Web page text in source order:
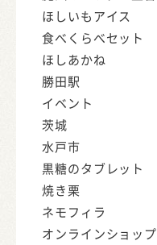
ほしいもアイス
食べくらべセット
ほしあかね
勝田駅
イベント
茨城
水戸市
黒糖のタブレット
焼き栗
ネモフィラ
オンラインショップ